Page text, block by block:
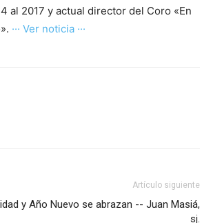
al 2017 y actual director del Coro «En
··· Ver noticia ···
Artículo siguiente
y Año Nuevo se abrazan -- Juan Masiá,
sj.